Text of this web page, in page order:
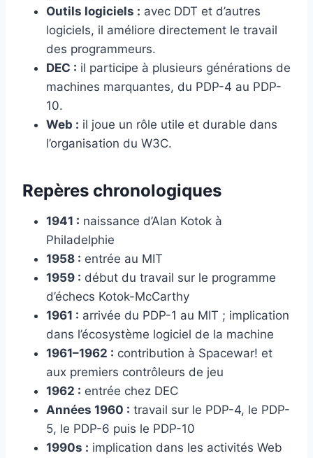
Outils logiciels : avec DDT et d’autres
logiciels, il améliore directement le travail
des programmeurs.
DEC : il participe à plusieurs générations de
machines marquantes, du PDP-4 au PDP-
10.
Web : il joue un rôle utile et durable dans
l’organisation du W3C.
Repères chronologiques
1941 : naissance d’Alan Kotok à
Philadelphie
1958 : entrée au MIT
1959 : début du travail sur le programme
d’échecs Kotok-McCarthy
1961 : arrivée du PDP-1 au MIT ; implication
dans l’écosystème logiciel de la machine
1961–1962 : contribution à Spacewar! et
aux premiers contrôleurs de jeu
1962 : entrée chez DEC
Années 1960 : travail sur le PDP-4, le PDP-
5, le PDP-6 puis le PDP-10
1990s : implication dans les activités Web